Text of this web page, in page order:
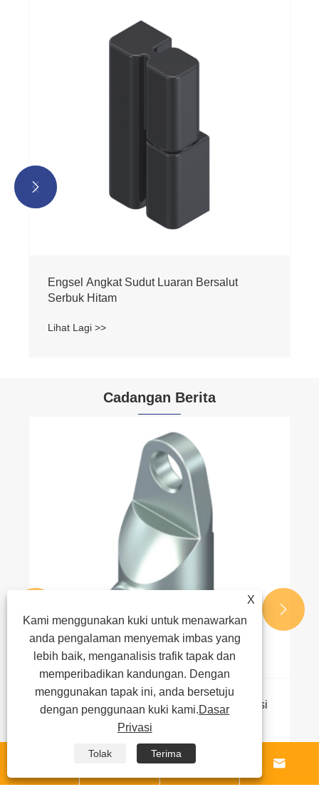
Engsel Angkat Sudut Luaran Bersalut
Serbuk Hitam
Lihat Lagi >>


Cadangan Berita
Bagaimana Penyesuai Rod Bulat Berfungsi
dan Apakah Aplikasi Utamanya?
Lihat Lagi >>

 
X
Kami menggunakan kuki untuk menawarkan
anda pengalaman menyemak imbas yang
lebih baik, menganalisis trafik tapak dan
memperibadikan kandungan. Dengan
menggunakan tapak ini, anda bersetuju
dengan penggunaan kuki kami.Dasar
Privasi
Tolak Terima